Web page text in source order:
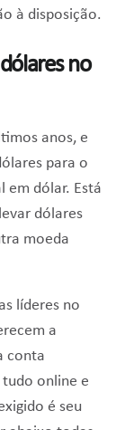
à disposição.
no
anos, e
para o
em dólar. Está
dólares
moeda
líderes no
a
conta
online e
é seu